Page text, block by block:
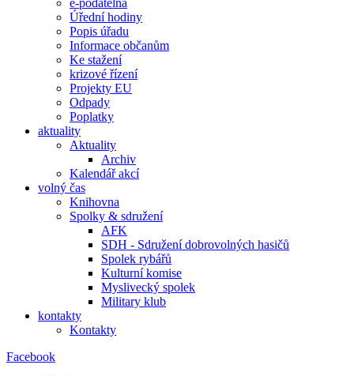
e-podatelna
Úřední hodiny
Popis úřadu
Informace občanům
Ke stažení
krizové řízení
Projekty EU
Odpady
Poplatky
aktuality
Aktuality
Archiv
Kalendář akcí
volný čas
Knihovna
Spolky & sdružení
AFK
SDH - Sdružení dobrovolných hasičů
Spolek rybářů
Kulturní komise
Myslivecký spolek
Military klub
kontakty
Kontakty
Facebook